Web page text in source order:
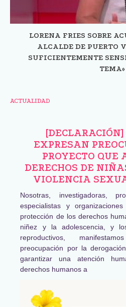
LORENA FRIES SOBRE
ALCALDE DE PUERTO
SUFICIENTEMENTE
TEMA»
ACTUALIDAD
EXPRESAN
PROYECTO QUE
DERECHOS DE
VIOLENCIA
Nosotras, investigadoras,
especialistas y
protección de los derechos
niñez y la adolescencia, y
reproductivos,
preocupación por la
garantizar una atención
derechos humanos a